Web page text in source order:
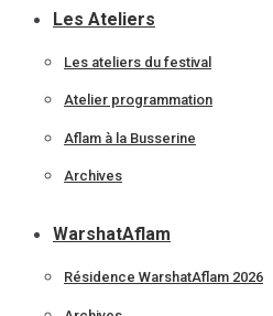
Les Ateliers
Les ateliers du festival
Atelier programmation
Aflam à la Busserine
Archives
WarshatAflam
Résidence WarshatAflam 2026